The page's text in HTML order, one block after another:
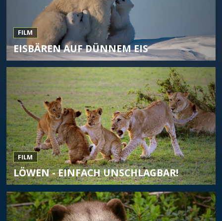
FILM
EISBÄREN AUF DÜNNEM EIS
FILM
LÖWEN - EINFACH UNSCHLAGBAR!